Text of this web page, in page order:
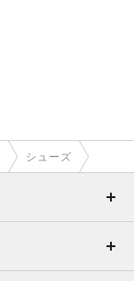
シューズ